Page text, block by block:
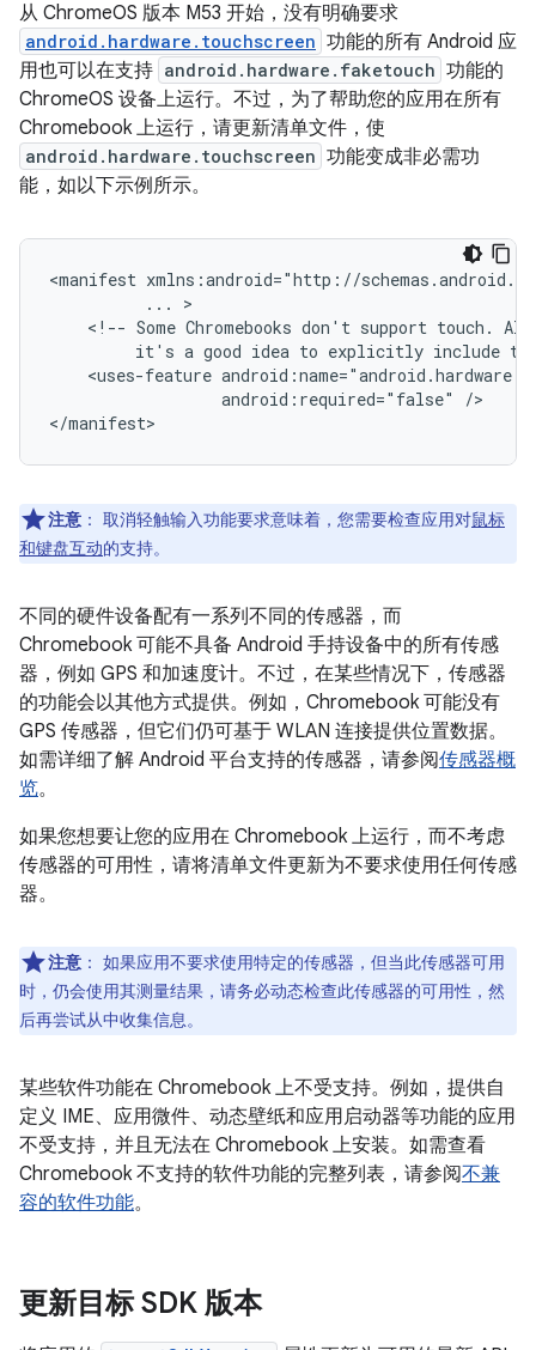
从 ChromeOS 版本 M53 开始，没有明确要求
android.hardware.touchscreen 功能的所有 Android 应
用也可以在支持 android.hardware.faketouch 功能的
ChromeOS 设备上运行。不过，为了帮助您的应用在所有
Chromebook 上运行，请更新清单文件，使
android.hardware.touchscreen 功能变成非必需功
能，如以下示例所示。
<manifest
...
<!-- Some Chromebooks don't support touch.
it's a good idea to explicitly include
<uses-feature
android:required="false"
/>
注意 ： 取消轻触输入功能要求意味着，您需要检查应用对鼠标
和键盘互动的支持。
不同的硬件设备配有一系列不同的传感器，而
Chromebook 可能不具备 Android 手持设备中的所有传感
器，例如 GPS 和加速度计。不过，在某些情况下，传感器
的功能会以其他方式提供。例如，Chromebook 可能没有
GPS 传感器，但它们仍可基于 WLAN 连接提供位置数据。
如需详细了解 Android 平台支持的传感器，请参阅传感器概
览。
如果您想要让您的应用在 Chromebook 上运行，而不考虑
传感器的可用性，请将清单文件更新为不要求使用任何传感
器。
注意 ： 如果应用不要求使用特定的传感器，但当此传感器可用
时，仍会使用其测量结果，请务必动态检查此传感器的可用性，然
后再尝试从中收集信息。
某些软件功能在 Chromebook 上不受支持。例如，提供自
定义 IME、应用微件、动态壁纸和应用启动器等功能的应用
不受支持，并且无法在 Chromebook 上安装。如需查看
Chromebook 不支持的软件功能的完整列表，请参阅不兼
容的软件功能。
更新目标 SDK 版本